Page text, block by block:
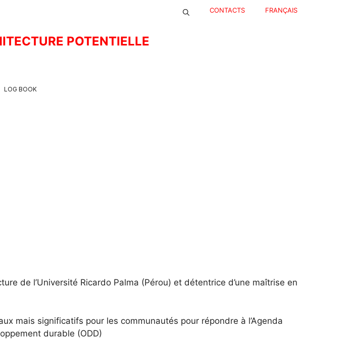
CONTACTS FRANÇAIS
POTENTIELLE
LOG BOOK
de l’Université Ricardo Palma (Pérou) et détentrice d’une maîtrise en
mais significatifs pour les communautés pour répondre à l’Agenda
durable (ODD)